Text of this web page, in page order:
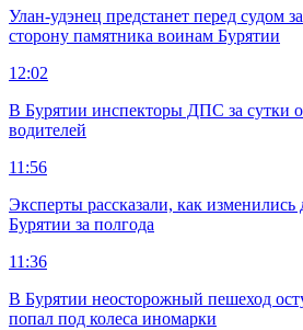
Улан-удэнец предстанет перед судом
сторону памятника воинам Бурятии
12:02
В Бурятии инспекторы ДПС за сутки
водителей
11:56
Эксперты рассказали, как
Бурятии за полгода
11:36
В Бурятии неосторожный пешеход
попал под колеса иномарки